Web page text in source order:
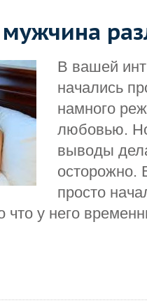
мужчина
В вашей
начались
намного
любовью.
выводы
осторожно.
просто
что у него